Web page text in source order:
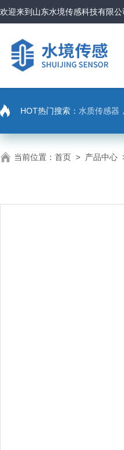
欢迎来到 山东水境传感科技有限公
HOT热门搜索： 水质传感器
当前位置： 首页 > 产品中心